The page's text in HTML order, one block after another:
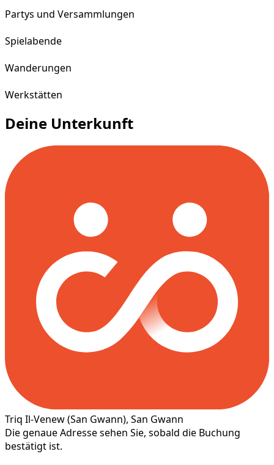
Partys und Versammlungen
Spielabende
Wanderungen
Werkstätten
Deine Unterkunft
Triq Il-Venew(San Gwann), San Gwann
Die genaue Adresse sehen Sie, sobald die Buchung
bestätigt ist.